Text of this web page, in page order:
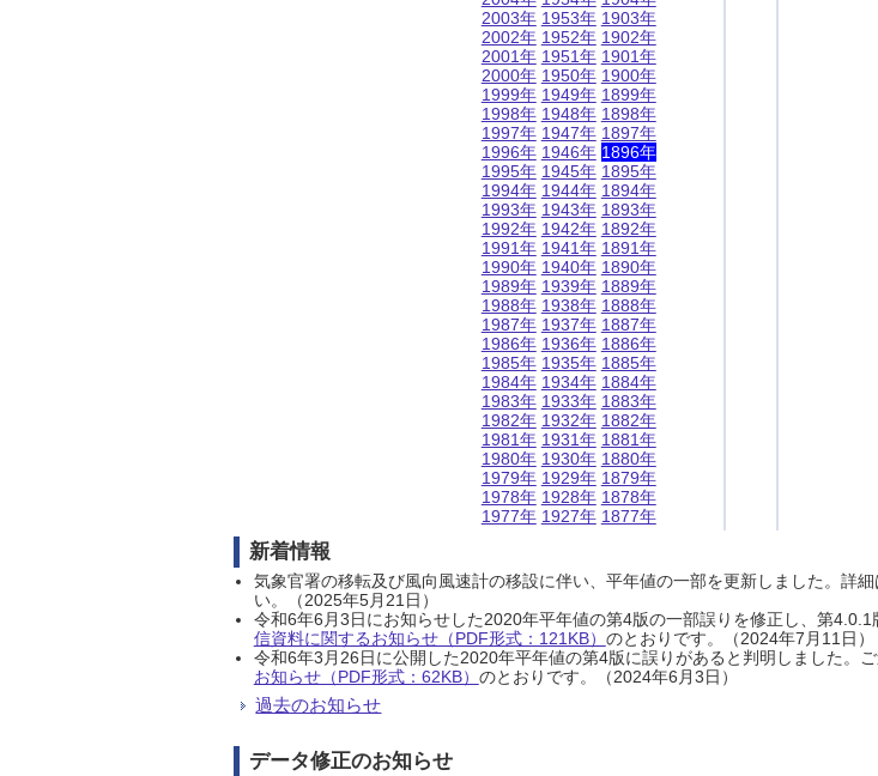
2003年
2002年
2001年
2000年
1999年
1998年
1997年
1996年
1995年
1994年
1993年
1992年
1991年
1990年
1989年
1988年
1987年
1986年
1985年
1984年
1983年
1982年
1981年
1980年
1979年
1978年
1977年
1953年
1952年
1951年
1950年
1949年
1948年
1947年
1946年
1945年
1944年
1943年
1942年
1941年
1940年
1939年
1938年
1937年
1936年
1935年
1934年
1933年
1932年
1931年
1930年
1929年
1928年
1927年
1903年
1902年
1901年
1900年
1899年
1898年
1897年
1896年
1895年
1894年
1893年
1892年
1891年
1890年
1889年
1888年
1887年
1886年
1885年
1884年
1883年
1882年
1881年
1880年
1879年
1878年
1877年
新着情報
気象官署の移転及び風向風速計の移設に伴い、平年値の一部を更新しました。詳細
い。（2025年5月21日）
令和6年6月3日にお知らせした2020年平年値の第4版の一部誤りを修正し、第
信資料に関するお知らせ（PDF形式：121KB） のとおりです。（2024年7月11日）
令和6年3月26日に公開した2020年平年値の第4版に誤りがあると判明しました。
お知らせ（PDF形式：62KB） のとおりです。（2024年6月3日）
過去のお知らせ
データ修正のお知らせ